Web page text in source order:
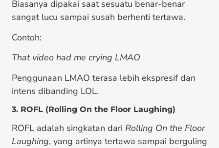
Biasanya dipakai saat sesuatu benar-benar
sangat lucu sampai susah berhenti tertawa.
Contoh:
That video had me crying LMAO
Penggunaan LMAO terasa lebih ekspresif dan
intens dibanding LOL.
3. ROFL (Rolling On the Floor Laughing)
ROFL adalah singkatan dari Rolling On the Floor
Laughing, yang artinya tertawa sampai berguling